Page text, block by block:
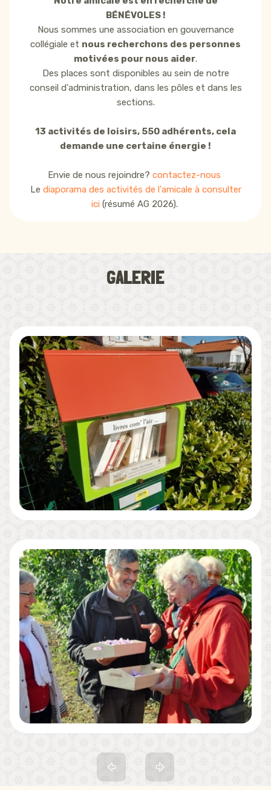
BÉNÉVOLES !
Nous sommes une association en gouvernance
collégiale et nous recherchons des personnes
motivées pour nous aider.
Des places sont disponibles au sein de notre
conseil d'administration, dans les pôles et dans les
sections.
13 activités de loisirs, 550 adhérents, cela
demande une certaine énergie !
Envie de nous rejoindre? contactez-nous
Le diaporama des activités de l'amicale à consulter
ici(résumé AG 2026).
GALERIE